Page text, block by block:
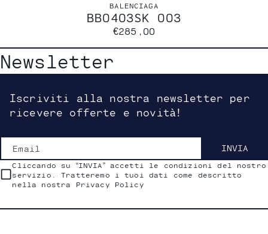
BALENCIAGA
BB0403SK 003
€285,00
Newsletter
Iscriviti alla nostra newsletter per
ricevere offerte e novità!
Email INVIA
Cliccando su “INVIA” accetti le condizioni del nostro
servizio. Tratteremo i tuoi dati come descritto
nella nostra Privacy Policy